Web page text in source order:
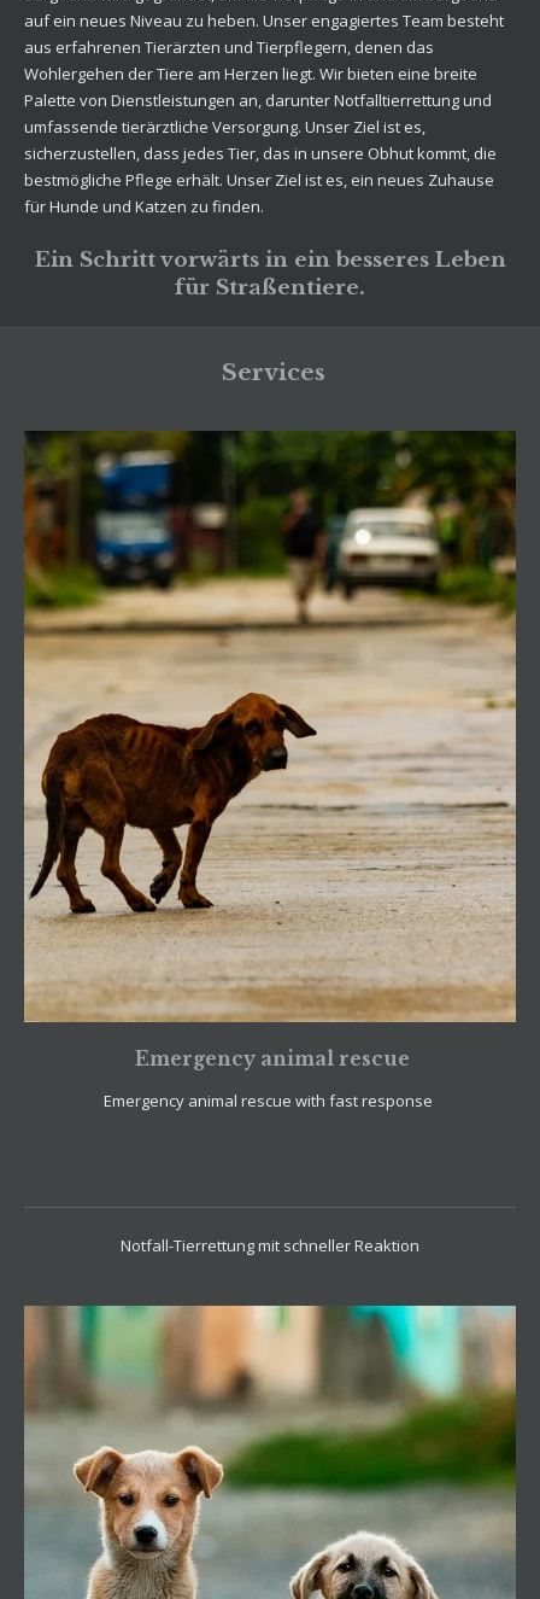
auf ein neues Niveau zu heben. Unser engagiertes Team besteht
aus erfahrenen Tierärzten und Tierpflegern, denen das
Wohlergehen der Tiere am Herzen liegt. Wir bieten eine breite
Palette von Dienstleistungen an, darunter Notfalltierrettung und
umfassende tierärztliche Versorgung. Unser Ziel ist es,
sicherzustellen, dass jedes Tier, das in unsere Obhut kommt, die
bestmögliche Pflege erhält. Unser Ziel ist es, ein neues Zuhause
für Hunde und Katzen zu finden.
Ein Schritt vorwärts in ein besseres Leben
für Straßentiere.
Services
Emergency animal rescue
Emergency animal rescue with fast response
Notfall-Tierrettung mit schneller Reaktion